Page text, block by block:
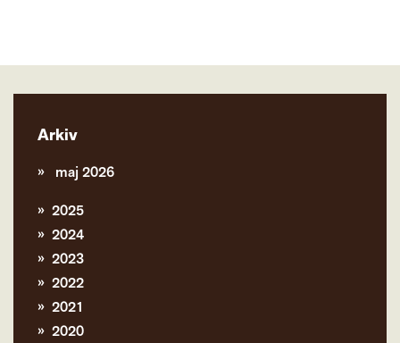
Arkiv
maj 2026
2025
2024
2023
2022
2021
2020